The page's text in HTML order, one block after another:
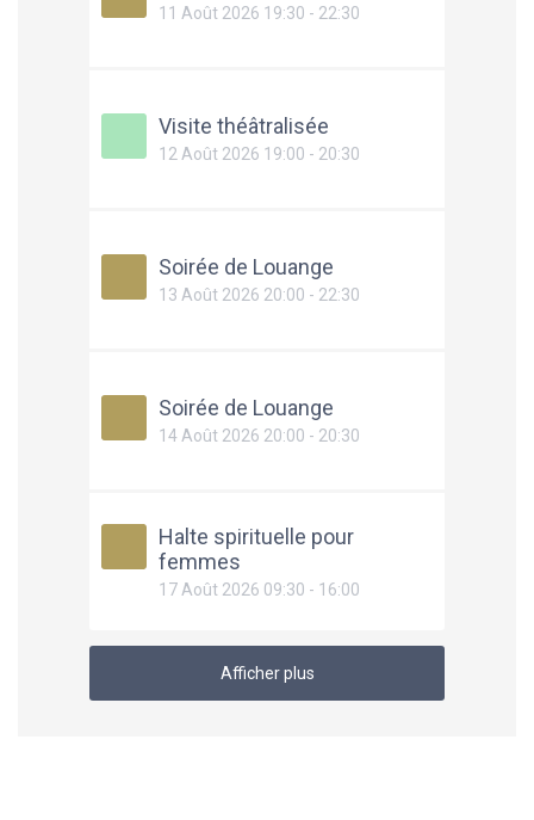
11 Août 2026 19:30 - 22:30
Visite théâtralisée
12 Août 2026 19:00 - 20:30
Soirée de Louange
13 Août 2026 20:00 - 22:30
Soirée de Louange
14 Août 2026 20:00 - 20:30
Halte spirituelle pour
femmes
17 Août 2026 09:30 - 16:00
Afficher plus